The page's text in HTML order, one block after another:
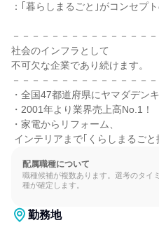
：｢暮らしまるごと｣がコンセプ
－－－－－－－－－－－－－－
社会のインフラとして
不可欠な企業であり続けます。
－－－－－－－－－－－－－－
・全国47都道府県にヤマダデン
・2001年より業界売上高No.1！
・家電からリフォーム、
インテリアまで｢くらしまるごと
配属職種について
職種候補が複数あります。選考のタイ
種が確定します。
勤務地